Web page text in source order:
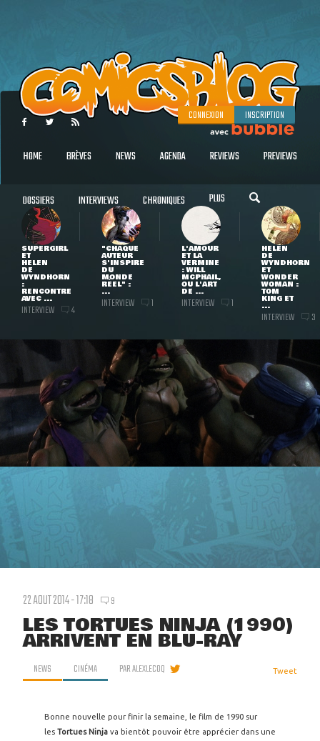
CONNEXION INSCRIPTION
HOME BRÈVES NEWS AGENDA REVIEWS PREVIEWS
DOSSIERS INTERVIEWS CHRONIQUES PLUS
SUPERGIRL
ET
HELEN
DE
WYNDHORN
:
RENCONTRE
AVEC ...
INTERVIEW 4
"CHAQUE
AUTEUR
S'INSPIRE
DU
MONDE
RÉEL" :
...
INTERVIEW 1
L'AMOUR
ET LA
VERMINE
: WILL
MCPHAIL,
OU L'ART
DE ...
INTERVIEW 1
HELEN
DE
WYNDHORN
ET
WONDER
WOMAN :
TOM
KING ET
...
INTERVIEW 3
22 AOUT 2014 - 17:18 9
LES TORTUES NINJA (1990)
ARRIVENT EN BLU-RAY
NEWS CINÉMA PARALEXLECOQ Tweet
Bonne nouvelle pour finir la semaine, le film de 1990 sur
les Tortues Ninja va bientôt pouvoir être apprécier dans une